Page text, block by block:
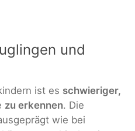
und
ist es schwieriger,
zu erkennen. Die
wie bei